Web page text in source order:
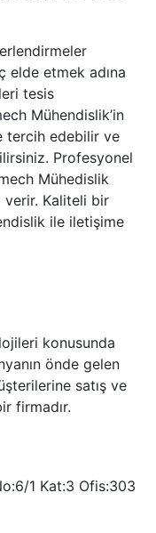
elde etmek adına
tesis
Mühendislik’in
tercih edebilir ve
Profesyonel
Mühedislik
verir. Kaliteli bir
ile iletişime
konusunda
önde gelen
satış ve
firmadır.
1 Kat:3 Ofis:303